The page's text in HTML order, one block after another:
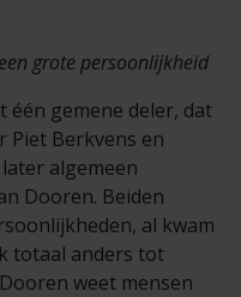
grote persoonlijkheid
één gemene deler, dat
Piet Berkvens en
algemeen
Dooren. Beiden
al kwam
totaal anders tot
weet mensen